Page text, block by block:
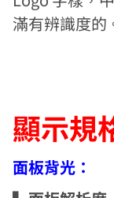
滿有辨識度的
顯示規
面板背光：